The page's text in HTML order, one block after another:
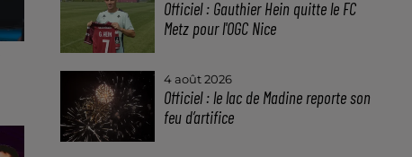
Officiel : Gauthier Hein quitte le FC
Metz pour l'OGC Nice
4 août 2026
Officiel : le lac de Madine reporte son
feu d’artifice